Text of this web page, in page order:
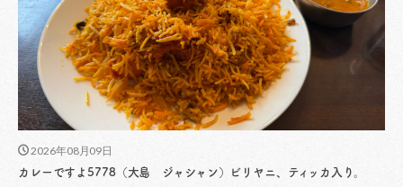
2026年08月09日
カレーですよ5778（大島 ジャシャン）ビリヤニ、ティッカ入り。